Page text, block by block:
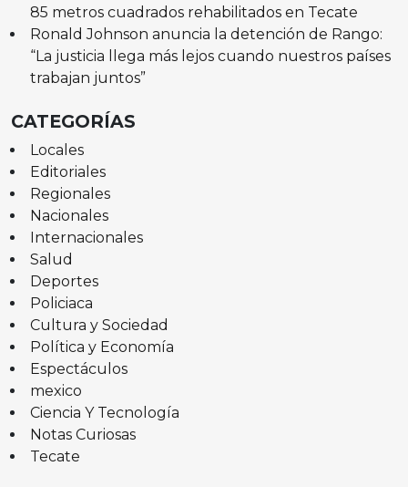
85 metros cuadrados rehabilitados en Tecate
Ronald Johnson anuncia la detención de Rango:
“La justicia llega más lejos cuando nuestros países
trabajan juntos”
CATEGORÍAS
Locales
Editoriales
Regionales
Nacionales
Internacionales
Salud
Deportes
Policiaca
Cultura y Sociedad
Política y Economía
Espectáculos
mexico
Ciencia Y Tecnología
Notas Curiosas
Tecate